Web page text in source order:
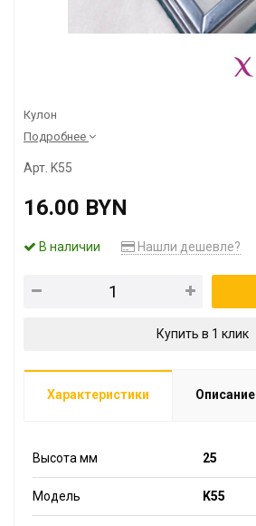
Кулон
Подробнее
Арт. K55
16.00 BYN
В наличии Нашли дешевле?
Купить в 1 клик
Характеристики Описание
Высота мм 25
Модель K55